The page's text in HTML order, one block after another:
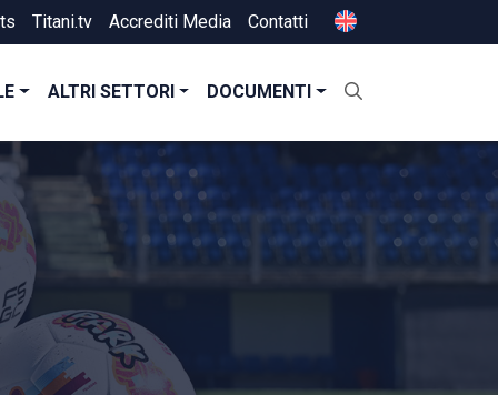
Titani.tv Accrediti Media Contatti
ALTRI SETTORI DOCUMENTI